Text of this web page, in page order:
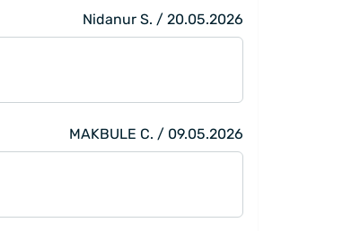
Nidanur S. / 20.05.2026
MAKBULE C. / 09.05.2026